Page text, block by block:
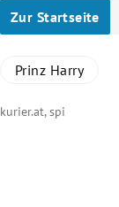
Zur Startseite
Prinz Harry
kurier.at, spi